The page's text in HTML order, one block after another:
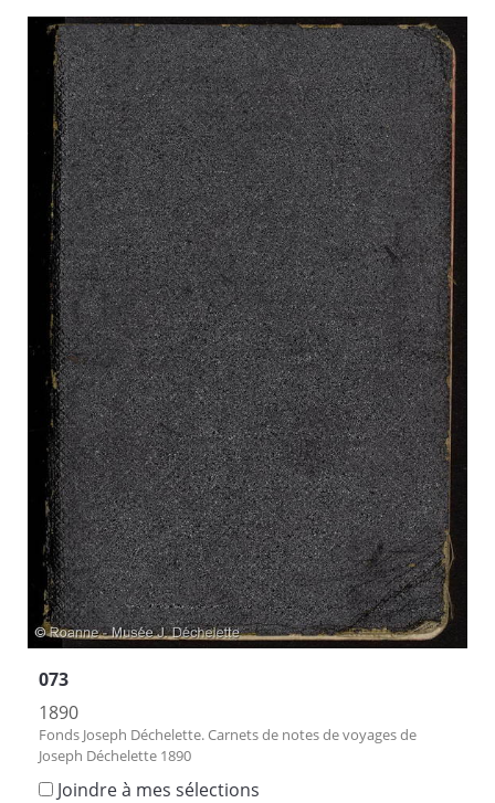
073
1890
Fonds Joseph Déchelette. Carnets de notes de voyages de
Joseph Déchelette 1890
Joindre à mes sélections